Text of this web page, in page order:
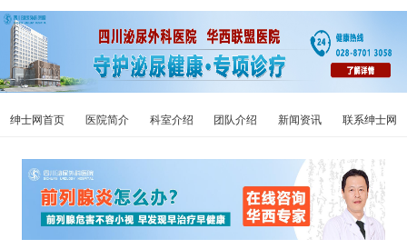
绅士网首页 医院简介 科室介绍 团队介绍 新闻资讯 联系绅士网